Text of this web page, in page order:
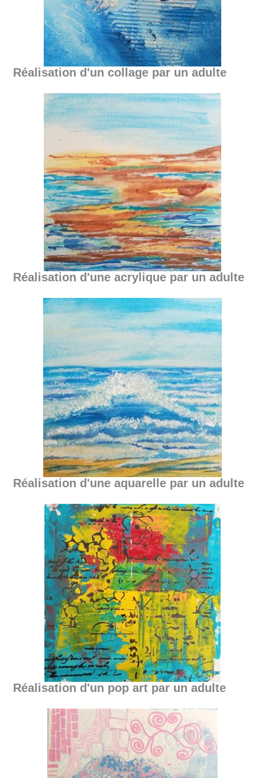
Réalisation d'un collage par un adulte
Réalisation d'une acrylique par un adulte
Réalisation d'une aquarelle par un adulte
Réalisation d'un pop art par un adulte